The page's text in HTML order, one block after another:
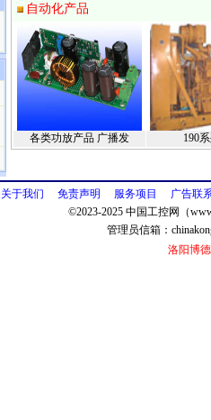
自动化产品
各类功放产品 广播发 190
关于我们 免责声明 服务项目
广告联
©2023-2025 中国工控网（
管理员信箱：
洛阳博